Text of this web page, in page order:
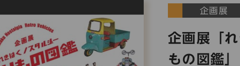
企画展
企画展「
もの図鑑」